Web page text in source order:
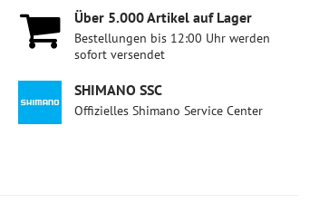
Über 5​.000 Artikel auf Lager
Bestellungen bis 12:00 Uhr werden
sofort versendet
SHIMANO SSC
Offizielles Shimano Service Center